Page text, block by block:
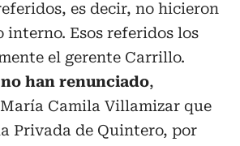
es decir, no hicieron
interno. Esos referidos los
el gerente Carrillo.
han renunciado,
Camila Villamizar que
Privada de Quintero, por